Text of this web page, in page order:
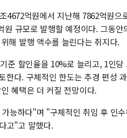
4672억원에서 지난해 7862억원으
규모로 발행할 예정이다. 그동안
해 발행 액수를 늘린다는 취지다.
준 할인율을 10%로 늘리고, 1인당
한다. 구체적인 한도는 추경 편성
혜택은 더 커질 전망이다.
능하다"며 "구체적인 취임 후 인
고"고 말했다.